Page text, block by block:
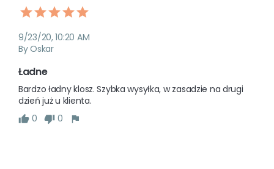
9/23/20, 10:20 AM
By Oskar
Ładne
Bardzo ładny klosz. Szybka wysyłka, w zasadzie na drugi
dzień już u klienta.
0
0